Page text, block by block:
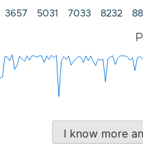
3657 5031 7033 8232
I know more